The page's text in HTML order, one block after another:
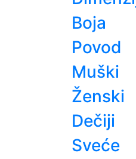
Boja
Povod
Muški
Ženski
Dečiji
Sveće